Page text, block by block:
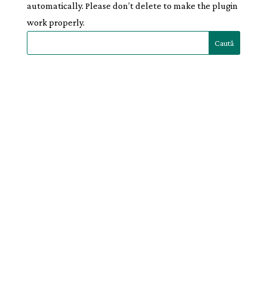
automatically. Please don’t delete to make the plugin
work properly.